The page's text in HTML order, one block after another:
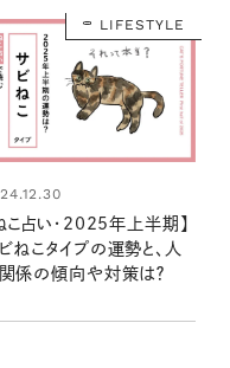
LIFESTYLE
こ占い・2025年上半期】
ねこタイプの運勢と、人
係の傾向や対策は？